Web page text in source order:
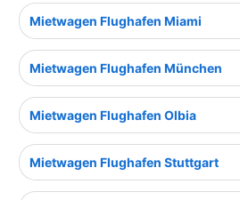
Mietwagen Flughafen Miami
Mietwagen Flughafen München
Mietwagen Flughafen Olbia
Mietwagen Flughafen Stuttgart